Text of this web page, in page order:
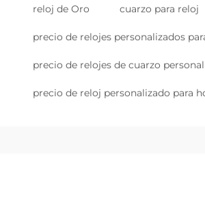
reloj de Oro cuarzo para reloj
precio de relojes personalizados
precio de relojes de cuarzo
precio de reloj personalizado para